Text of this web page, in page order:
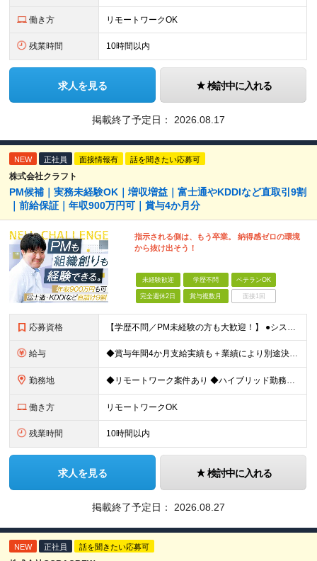
働き方 リモートワークOK
残業時間 10時間以内
求人を見る 検討中に入れる
掲載終了予定日： 2026.08.17
NEW 正社員 面接情報有 話を聞きたい応募可
株式会社クラフト
PM候補｜実務未経験OK｜増収増益｜富士通やKDDIなど直取引9割
｜前給保証｜年収900万円可｜賞与4か月分
指示される側は、もう卒業。 納得感ゼロの環境
から抜け出そう！
未経験歓迎 学歴不問 ベテランOK
完全週休2日 賞与複数月 面接1回
応募資格 【学歴不問／PM未経験の方も大歓迎！】 ●システム開発、またはインフラエンジニアとしての実務経験をお持ちの方 ～採用担当者より～ 「今はまだ役職についていないけれど、ゆくゆくは会社を動かすポジション
給与 ◆賞与年間4か月支給実績も＋業績により別途決算賞与あり ◆年収800万円～900万円も可能 【PM・PL候補】 数名規模のチームでの進捗管理や、後輩・メンバーの指導・フォロー経験がある方 ※「公式な
勤務地 ◆リモートワーク案件あり ◆ハイブリッド勤務もOK 【本社】東京都豊島区高田3-14-29 KDX高田馬場ビル2F ┗都内、神奈川県のプロジェクト先での勤務もございます。 ＜プロジェクト先エリア例
働き方 リモートワークOK
残業時間 10時間以内
求人を見る 検討中に入れる
掲載終了予定日： 2026.08.27
NEW 正社員 話を聞きたい応募可